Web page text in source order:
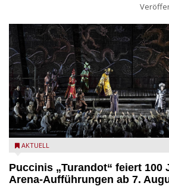
Turandot in der Arena von Verona -
AKTUELL
Puccinis „Turandot“ feiert 100
Arena-Aufführungen ab 7.